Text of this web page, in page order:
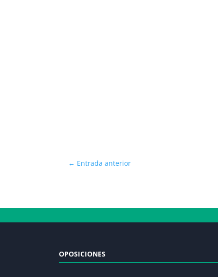
← Entrada anterior
OPOSICIONES